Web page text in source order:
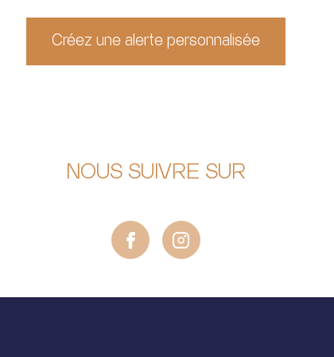
Créez une alerte personnalisée
NOUS SUIVRE SUR